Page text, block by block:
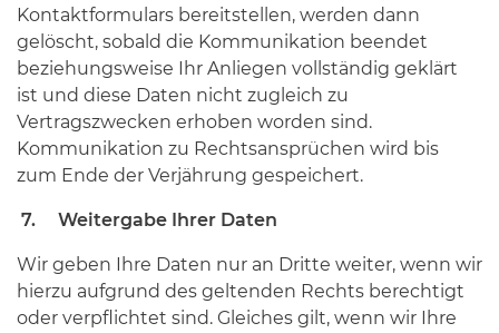
Kontaktformulars bereitstellen, werden dann
gelöscht, sobald die Kommunikation beendet
beziehungsweise Ihr Anliegen vollständig geklärt
ist und diese Daten nicht zugleich zu
Vertragszwecken erhoben worden sind.
Kommunikation zu Rechtsansprüchen wird bis
zum Ende der Verjährung gespeichert.
7. Weitergabe Ihrer Daten
Wir geben Ihre Daten nur an Dritte weiter, wenn wir
hierzu aufgrund des geltenden Rechts berechtigt
oder verpflichtet sind. Gleiches gilt, wenn wir Ihre